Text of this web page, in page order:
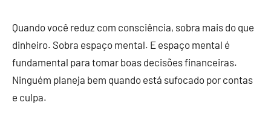
Quando você reduz com consciência, sobra mais do que
dinheiro. Sobra espaço mental. E espaço mental é
fundamental para tomar boas decisões financeiras.
Ninguém planeja bem quando está sufocado por contas
e culpa.